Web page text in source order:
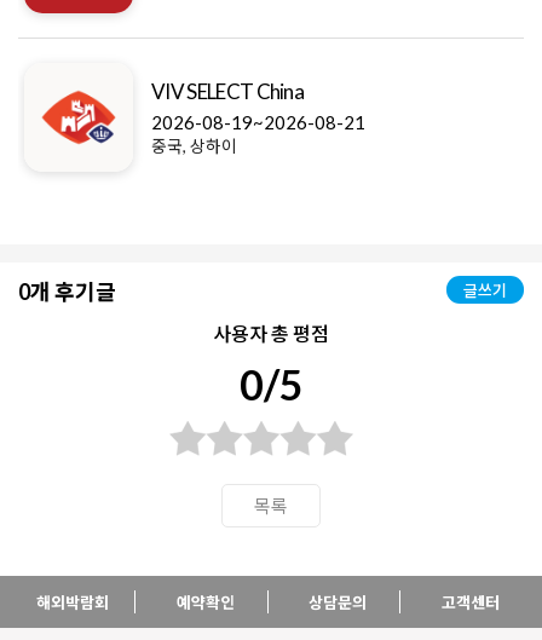
VIV SELECT China
2026-08-19~2026-08-21
중국, 상하이
0개 후기글 글쓰기
사용자 총 평점
0/5
목록
해외박람회 예약확인 상담문의 고객센터